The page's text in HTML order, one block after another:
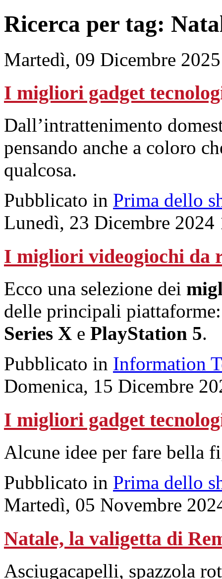
Ricerca per tag:
Martedì, 09 Dicembre
I migliori gadget
Dall’intrattenimento
pensando anche a coloro
qualcosa.
Pubblicato in Prima dello
Lunedì, 23 Dicembre 2024
I migliori videogiochi da
Ecco una selezione dei
delle principali
Series X e PlayStation 5.
Pubblicato in Information
Domenica, 15 Dicembre
I migliori gadget
Alcune idee per fare bella
Pubblicato in Prima dello
Martedì, 05 Novembre
Natale, la valigetta di
Asciugacapelli, spazzola